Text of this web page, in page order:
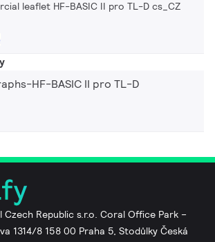
leaflet HF-BASIC II pro TL-D cs_CZ
HF-BASIC II pro TL-D
Czech Republic s.r.o. Coral Office Park –
1314/8 158 00 Praha 5, Stodůlky Česká